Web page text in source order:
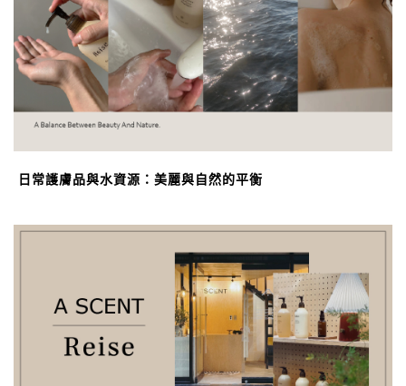
日常護膚品與水資源：美麗與自然的平衡